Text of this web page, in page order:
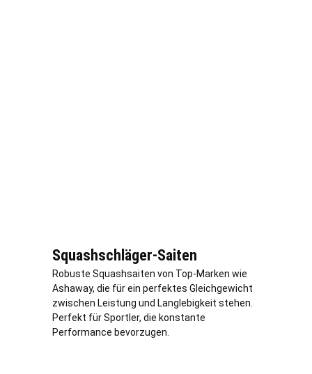
Squashschläger-Saiten
Robuste Squashsaiten von Top-Marken wie
Ashaway, die für ein perfektes Gleichgewicht
zwischen Leistung und Langlebigkeit stehen.
Perfekt für Sportler, die konstante
Performance bevorzugen.